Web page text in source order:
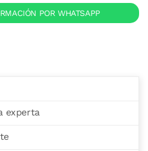
POR WHATSAPP
experta